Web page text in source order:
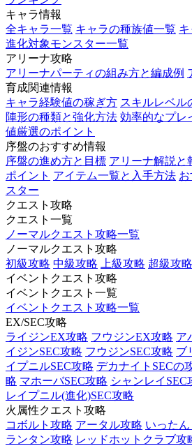
キャラ情報
全キャラ一覧 キャラの種族値一覧
進化対象モンスター一覧
アリーナ攻略
アリーナパーティの組み方と編成例
育成関連情報
キャラ経験値の稼ぎ方 スキルレベル
陣形の種類と強化方法 効率的なプレ
値厳選のポイント
序盤のおすすめ情報
序盤の進め方と目標 アリーナ解説と
ポイント アイテム一覧と入手方法
スター
クエスト攻略
クエスト一覧
ノーマルクエスト攻略一覧
ノーマルクエスト攻略
初級攻略 中級攻略 上級攻略 超級攻略
イベントクエスト攻略
イベントクエスト一覧
イベントクエスト攻略一覧
EX/SEC攻略
ライジンEX攻略 フウジンEX攻略 ア
イジンSEC攻略 フウジンSEC攻略 ブ
イプニルSEC攻略 デカナイトSECの
略 マホーバSEC攻略 シャンレイSEC
レイプニル(進化)SEC攻略
火属性クエスト攻略
コボルト攻略 アータル攻略 いった
ランタン攻略 レッドホットクラブ攻